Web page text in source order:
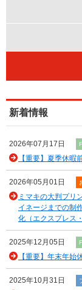
新着情報
2026年07月17日
【重要】夏季休暇
2026年05月01日
ミマキの大判プリ
イネージまでの制
化（エクスプレス
2025年12月05日
【重要】年末年始
2025年10月31日